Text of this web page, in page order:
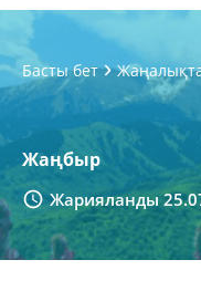
Басты бет
Жаңбыр
Жарияланды